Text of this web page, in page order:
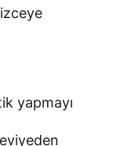
yapmayı